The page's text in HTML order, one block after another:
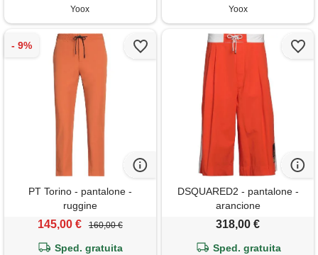
Yoox Yoox
PT Torino - pantalone -
ruggine
145,00 € 160,00 €
Sped. gratuita
DSQUARED2 - pantalone -
arancione
318,00 €
Sped. gratuita